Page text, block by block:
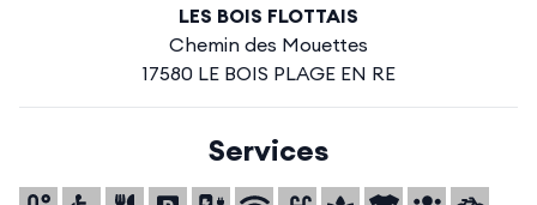
LES BOIS FLOTTAIS
Chemin des Mouettes
17580 LE BOIS PLAGE EN RE
Services